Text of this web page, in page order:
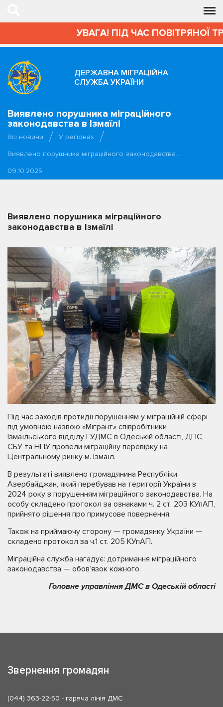
УВАГА! ПІД ЧАС ПОВІТРЯНОЇ
ДЕРЖАВНА МІГРАЦІЙНА
СЛУЖБА УКРАЇНИ
Виявлено порушника міграційного
законодавства в Ізмаїлі
Всі новини
У регіонах
Виявлено порушника міграційного законодавства…
09.10.2025
Виявлено порушника міграційного
законодавства в Ізмаїлі
Під час заходів протидії порушенням у міграційній сфері
під умовною назвою «Мігрант» співробітники
Ізмаїльського відділу ГУДМС в Одеській області, ДПС,
СБУ та НПУ провели міграційну перевірку на
Центральному ринку м. Ізмаїл.
В результаті виявлено громадянина Республіки
Азербайджан, який перебував на території України з
2024 року з порушенням міграційного законодавства. На
особу складено протокол за ознаками ч. 2 ст. 203 КУпАП,
прийнято рішення про примусове повернення.
Також на приймаючу сторону — громадянку України —
складено протокол за ч.1 ст. 205 КУпАП.
Міграційна служба нагадує: дотримання міграційного
законодавства — обов’язок кожного.
Головне управління ДМС в Одеській області
Звернення громадян
(044) 363-22-50 - гаряча лінія ДМС